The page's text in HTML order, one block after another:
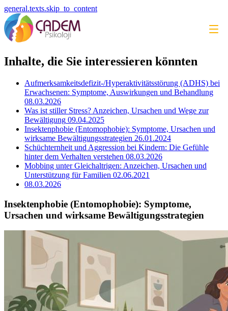
general.texts.skip_to_content
Inhalte, die Sie interessieren könnten
Aufmerksamkeitsdefizit-/Hyperaktivitätsstörung (ADHS) bei
Erwachsenen: Symptome, Auswirkungen und Behandlung
08.03.2026
Was ist stiller Stress? Anzeichen, Ursachen und Wege zur
Bewältigung 09.04.2025
Insektenphobie (Entomophobie): Symptome, Ursachen und
wirksame Bewältigungsstrategien 26.01.2024
Schüchternheit und Aggression bei Kindern: Die Gefühle
hinter dem Verhalten verstehen 08.03.2026
Mobbing unter Gleichaltrigen: Anzeichen, Ursachen und
Unterstützung für Familien 02.06.2021
08.03.2026
Insektenphobie (Entomophobie): Symptome,
Ursachen und wirksame Bewältigungsstrategien